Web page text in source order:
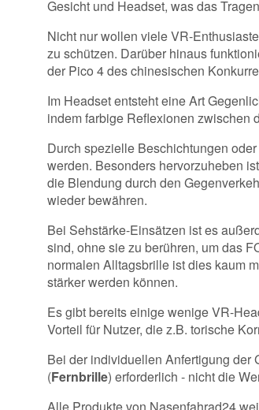
Gesicht und Headset, was das
Nicht nur wollen viele VR-
zu schützen. Darüber hinaus
der Pico 4 des chinesischen
Im Headset entsteht eine Art
indem farbige Reflexionen zwischen
Durch spezielle Beschichtungen
werden. Besonders hervorzuheben
die Blendung durch den
wieder bewähren.
Bei Sehstärke-Einsätzen ist es
sind, ohne sie zu berühren, um das
normalen Alltagsbrille ist dies kaum
stärker werden können.
Es gibt bereits einige wenige VR-
Vorteil für Nutzer, die z.B. torische
Bei der individuellen Anfertigung der
(Fernbrille) erforderlich - nicht die